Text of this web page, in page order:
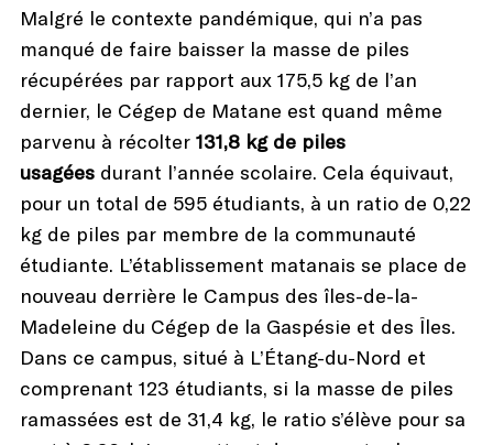
Malgré le contexte pandémique, qui n’a pas
manqué de faire baisser la masse de piles
récupérées par rapport aux 175,5 kg de l’an
dernier, le Cégep de Matane est quand même
parvenu à récolter 131,8 kg de piles
usagées durant l’année scolaire. Cela équivaut,
pour un total de 595 étudiants, à un ratio de 0,22
kg de piles par membre de la communauté
étudiante. L’établissement matanais se place de
nouveau derrière le Campus des îles-de-la-
Madeleine du Cégep de la Gaspésie et des Îles.
Dans ce campus, situé à L’Étang-du-Nord et
comprenant 123 étudiants, si la masse de piles
ramassées est de 31,4 kg, le ratio s’élève pour sa